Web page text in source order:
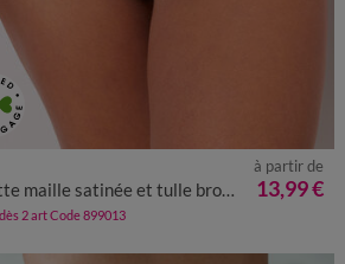
54/56
maille satinée et tulle brodé Calenca
à partir de
13,99 €
2 art Code 899013